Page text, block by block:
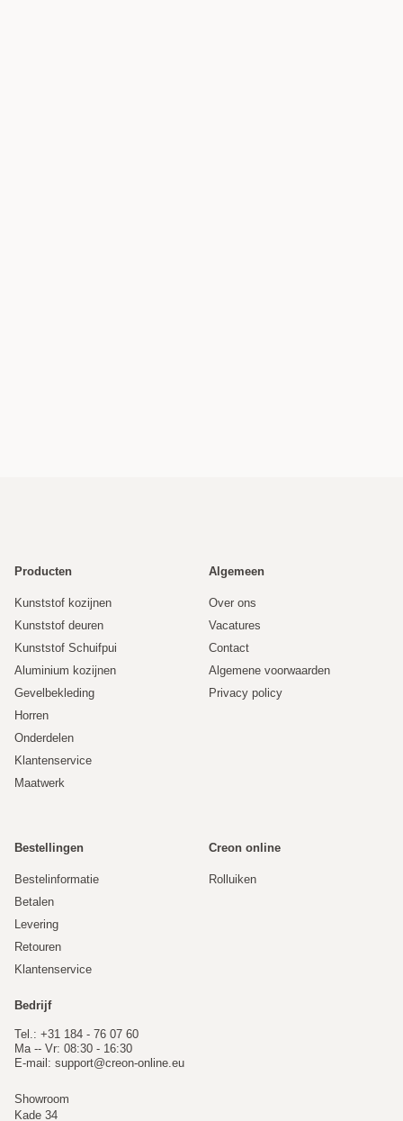
Producten
Kunststof kozijnen
Kunststof deuren
Kunststof Schuifpui
Aluminium kozijnen
Gevelbekleding
Horren
Onderdelen
Klantenservice
Maatwerk
Algemeen
Over ons
Vacatures
Contact
Algemene voorwaarden
Privacy policy
Bestellingen
Bestelinformatie
Betalen
Levering
Retouren
Klantenservice
Creon online
Rolluiken
Bedrijf
Tel.: +31 184 - 76 07 60
Ma -- Vr: 08:30 - 16:30
E-mail: support@creon-online.eu
Showroom
Kade 34